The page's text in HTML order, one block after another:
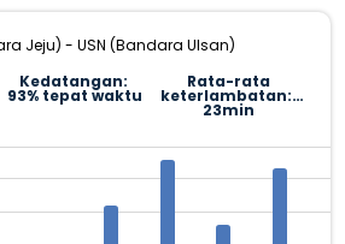
Jeju) - USN (Bandara Ulsan)
Kedatangan:
93% tepat waktu
Rata-rata
keterlambatan:
23min